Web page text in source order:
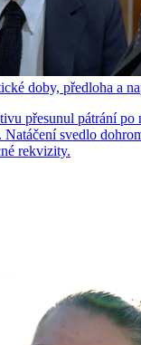
doby, předloha a
přesunul pátrání po
svedlo
rekvizity.